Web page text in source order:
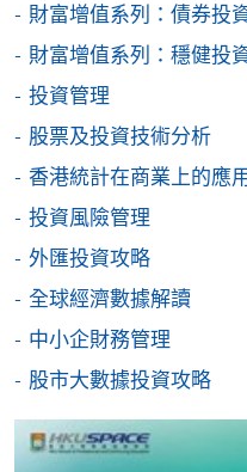
親身報名/郵遞
報讀新課程
凡以「先到先得」
費以及所需證明文件
[ 下載報名表SF26
申請學歷頒授及專
表可向報名中心或
財富增值系列：債券投
財富增值系列：穩健投
投資管理
股票及投資技術分析
香港統計在商業上的應
投資風險管理
外匯投資攻略
全球經濟數據解讀
中小企財務管理
股市大數據投資攻略